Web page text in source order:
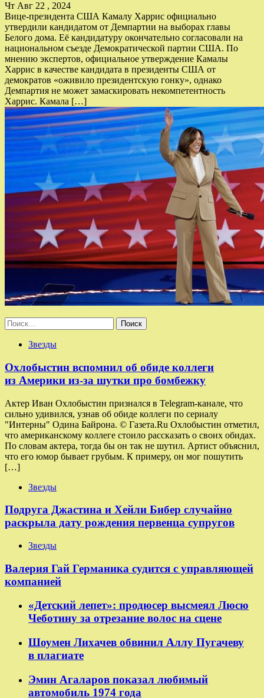
Чт Авг 22 , 2024
Вице-президента США Камалу Харрис официально
утвердили кандидатом от Демпартии на выборах главы
Белого дома. Её кандидатуру окончательно согласовали на
национальном съезде Демократической партии США. По
мнению экспертов, официальное утверждение Камалы
Харрис в качестве кандидата в президенты США от
демократов «оживило президентскую гонку», однако
Демпартия не может замаскировать некомпетентность
Харрис. Камала […]
Найти:
Звезды
Охлобыстин вспомнил об обиде коллеги
из Америки из-за шутки про бомбежку
Актер Иван Охлобыстин признался в Telegram-канале, что
сильно удивился, узнав об обиде коллеги по сериалу
"Интерны" Одина Байрона. © Газета.Ru Охлобыстин отметил,
что американскому коллеге стоило рассказать о своих обидах.
По словам актера, тогда бы он так не шутил. Артист объяснил,
что его юмор бывает грубым. К примеру, он мог пошутить
[…]
Звезды
Подруга Джастина и Хейли Бибер случайно
раскрыла дату рождения первенца супругов
Звезды
Валерия Гай Германика судится с управляющей
компанией
«Детский лепет»: продюсер высмеял Люсю
Чеботину за отрезание волос на сцене
Шоумен Лихачев обвинил Аллу Пугачеву
в плагиате
Эмин Агаларов показал любимый
автомобиль 1974 года